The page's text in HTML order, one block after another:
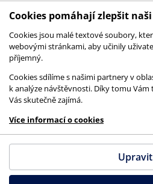
© 2026 SCANquilt -
This site is protected by
GooglePrivacy Policyand
Cookies pomáhají zlepšit
Cookies jsou malé textové soubory,
webovými stránkami, aby učinily
příjemný.
Cookies sdílíme s našimi partnery v
k analýze návštěvnosti. Díky tomu
Vás skutečně zajímá.
Více informací o cookies
Upravit